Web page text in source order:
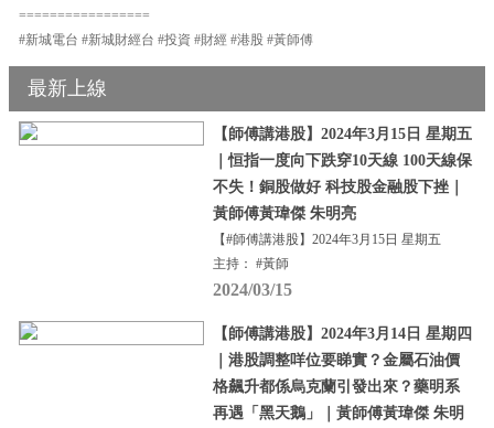
=================
#新城電台 #新城財經台 #投資 #財經 #港股 #黃師傅
最新上線
【師傅講港股】2024年3月15日 星期五
｜恒指一度向下跌穿10天線 100天線保
不失！銅股做好 科技股金融股下挫｜
黃師傅黃瑋傑 朱明亮
【#師傅講港股】2024年3月15日 星期五
主持： #黃師
2024/03/15
【師傅講港股】2024年3月14日 星期四
｜港股調整咩位要睇實？金屬石油價
格飆升都係烏克蘭引發出來？藥明系
再遇「黑天鵝」｜黃師傅黃瑋傑 朱明